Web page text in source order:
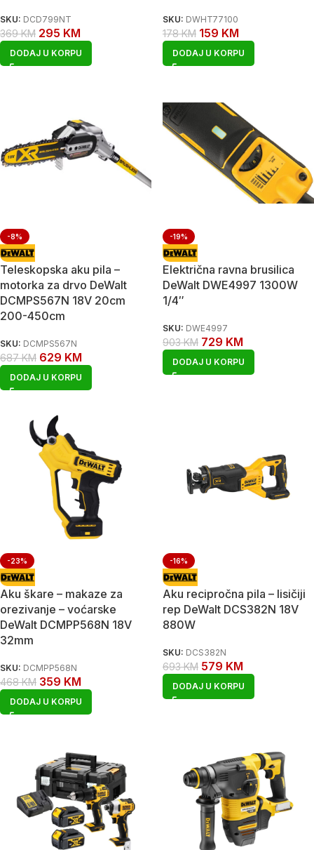
SKU: DCD799NT
369KM 295 KM
DODAJ U KORPU
SKU: DWHT77100
178KM 159 KM
DODAJ U KORPU
-8%
Teleskopska aku pila –
motorka za drvo DeWalt
DCMPS567N 18V 20cm
200-450cm
SKU: DCMPS567N
687KM 629 KM
DODAJ U KORPU
-19%
Električna ravna brusilica
DeWalt DWE4997 1300W
1/4″
SKU: DWE4997
903KM 729 KM
DODAJ U KORPU
-23%
Aku škare – makaze za
orezivanje – voćarske
DeWalt DCMPP568N 18V
32mm
SKU: DCMPP568N
468KM 359 KM
DODAJ U KORPU
-16%
Aku recipročna pila – lisičiji
rep DeWalt DCS382N 18V
880W
SKU: DCS382N
693KM 579 KM
DODAJ U KORPU